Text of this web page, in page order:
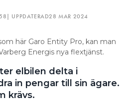
| UPPDATERAD28 MAR 2024
här Garo Entity Pro, kan man
Energis nya flextjänst.
elbilen delta i
in pengar till sin ägare.
krävs.